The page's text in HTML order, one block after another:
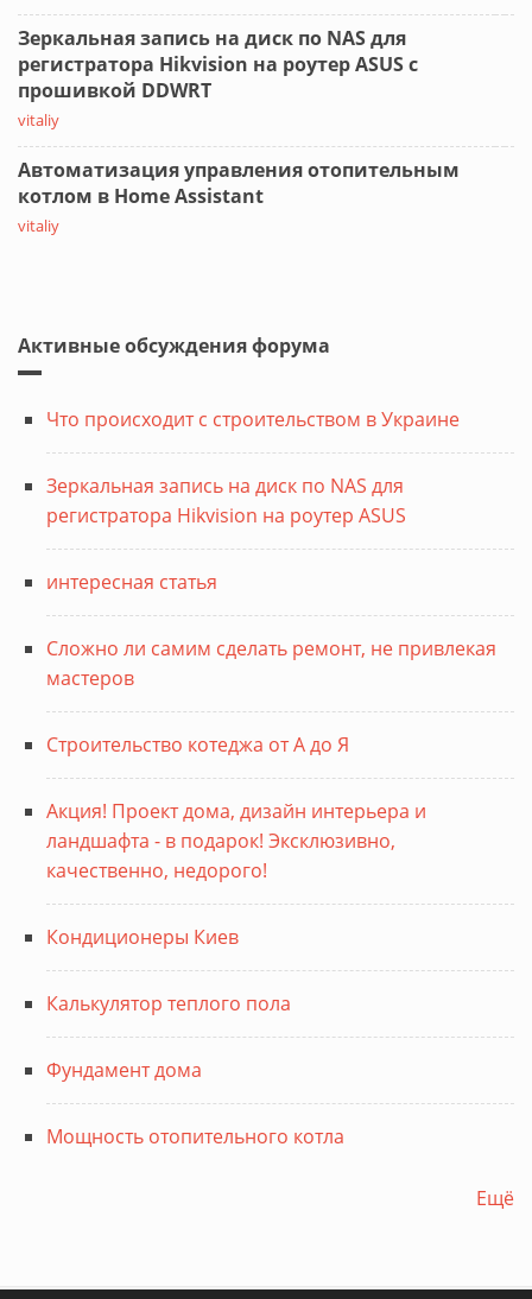
Зеркальная запись на диск по NAS для
регистратора Hikvision на роутер ASUS с
прошивкой DDWRT
vitaliy
Автоматизация управления отопительным
котлом в Home Assistant
vitaliy
Активные обсуждения форума
Что происходит с строительством в Украине
Зеркальная запись на диск по NAS для
регистратора Hikvision на роутер ASUS
интересная статья
Сложно ли самим сделать ремонт, не привлекая
мастеров
Строительство котеджа от А до Я
Акция! Проект дома, дизайн интерьера и
ландшафта - в подарок! Эксклюзивно,
качественно, недорого!
Кондиционеры Киев
Калькулятор теплого пола
Фундамент дома
Мощность отопительного котла
Ещё